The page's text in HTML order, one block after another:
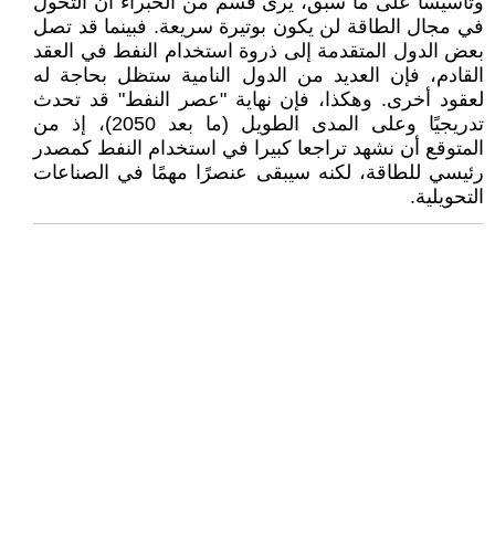
في مجال الطاقة لن يكون بوتيرة سريعة. فبينما قد تصل
بعض الدول المتقدمة إلى ذروة استخدام النفط في العقد
القادم، فإن العديد من الدول النامية ستظل بحاجة له
لعقود أخرى. وهكذا، فإن نهاية "عصر النفط" قد تحدث
تدريجيًا وعلى المدى الطويل (ما بعد 2050)، إذ من
المتوقع أن نشهد تراجعا كبيرا في استخدام النفط كمصدر
رئيسي للطاقة، لكنه سيبقى عنصرًا مهمًا في الصناعات
التحويلية.